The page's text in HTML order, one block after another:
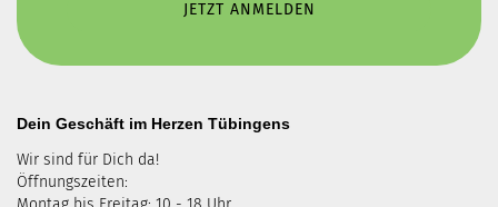
Dein Geschäft im Herzen Tübingens
Wir sind für Dich da!
Öffnungszeiten: